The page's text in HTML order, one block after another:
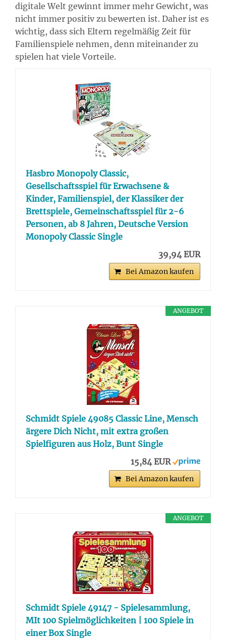
digitale Welt gewinnt immer mehr Gewicht, was
nicht immer positiv zu bewerten ist. Daher ist es
wichtig, dass sich Eltern regelmäßig Zeit für
Familienspiele nehmen, denn miteinander zu
spielen hat viele Vorteile.
Hasbro Monopoly Classic,
Gesellschaftsspiel für Erwachsene &
Kinder, Familienspiel, der Klassiker der
Brettspiele, Gemeinschaftsspiel für 2-6
Personen, ab 8 Jahren, Deutsche Version
Monopoly Classic Single
39,94 EUR
Bei Amazon kaufen
ANGEBOT
Schmidt Spiele 49085 Classic Line, Mensch
ärgere Dich Nicht, mit extra großen
Spielfiguren aus Holz, Bunt Single
15,84 EUR
Bei Amazon kaufen
ANGEBOT
Schmidt Spiele 49147 - Spielesammlung,
MIt 100 Spielmöglichkeiten | 100 Spiele in
einer Box Single